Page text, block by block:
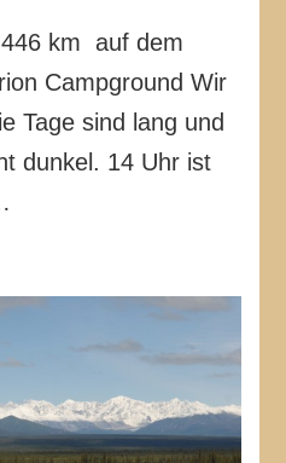
km auf dem
Campground Wir
Tage sind lang und
dunkel. 14 Uhr ist